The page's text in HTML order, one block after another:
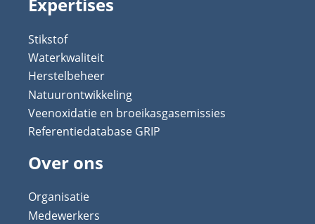
Expertises
Stikstof
Waterkwaliteit
Herstelbeheer
Natuurontwikkeling
Veenoxidatie en broeikasgasemissies
Referentiedatabase GRIP
Over ons
Organisatie
Medewerkers